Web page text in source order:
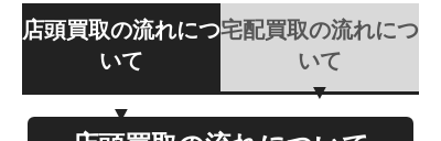
店頭買取の流れにつ
いて
宅配買取の流れにつ
いて